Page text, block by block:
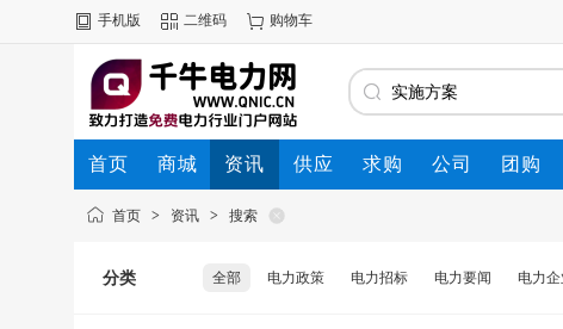
手机版 二维码 购物车
首页 商城 资讯 供应 求购 公司 团购
首页 > 资讯 > 搜索
分类 全部 电力政策 电力招标 电力要闻 电力企